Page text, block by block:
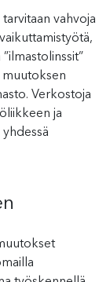
vahvoja
muutoksen
Verkostoja
ja